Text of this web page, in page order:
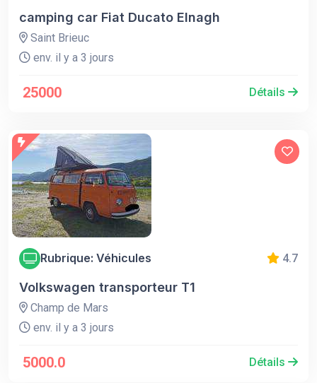
camping car Fiat Ducato Elnagh
Saint Brieuc
env. il y a 3 jours
25000 Détails
Rubrique: Véhicules 4.7
Volkswagen transporteur T1
Champ de Mars
env. il y a 3 jours
5000.0 Détails